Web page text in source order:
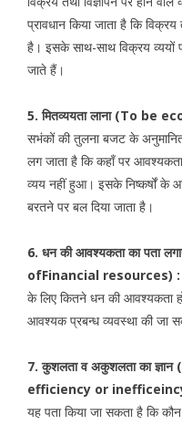
प्रावधान किया जाता है कि
है। इसके साथ-साथ विक्रय व्ययों
जाते हैं।
5. मितव्ययता लाना (To be
सभंकों की तुलना बजट के
लग जाता है कि कहाँ पर
व्यय नहीं हुआ। इसके निष्कर्षों के
बरतने पर बल दिया जाता है।
6. धन की आवश्यकता का पता
ofFinancial resources) :
के लिए कितने धन की आवश्यकता
आवश्यक प्रबन्ध व्यवस्था की जा
7. कुशलता व अकुशलता का
efficiency or
यह पता किया जा सकता है कि